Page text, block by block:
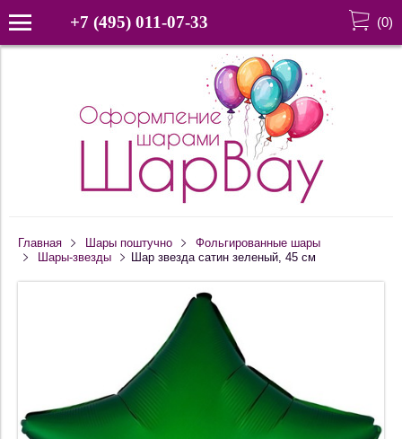
+7 (495) 011-07-33 (0)
Главная Шары поштучно
Фольгированные шары
Шары-звезды
Шар звезда сатин зеленый, 45 см